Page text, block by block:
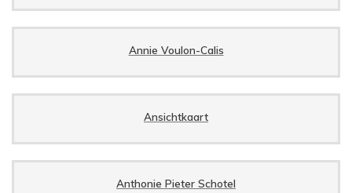
Annie Voulon-Calis
Ansichtkaart
Anthonie Pieter Schotel